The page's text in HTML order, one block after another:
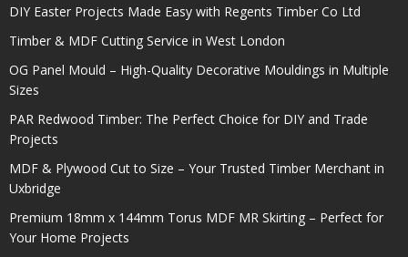
DIY Easter Projects Made Easy with Regents Timber Co Ltd
Timber & MDF Cutting Service in West London
OG Panel Mould – High-Quality Decorative Mouldings in Multiple
Sizes
PAR Redwood Timber: The Perfect Choice for DIY and Trade
Projects
MDF & Plywood Cut to Size – Your Trusted Timber Merchant in
Uxbridge
Premium 18mm x 144mm Torus MDF MR Skirting – Perfect for
Your Home Projects